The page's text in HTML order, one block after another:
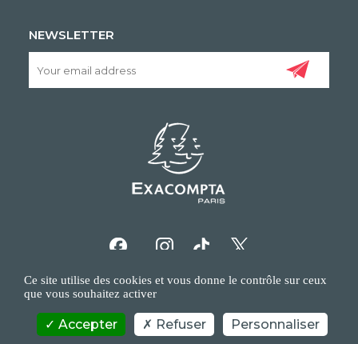
NEWSLETTER
COPYRIGHT/IP POLICY PERSONAL DATA POLICY CONTACT US
Ce site utilise des cookies et vous donne le contrôle sur ceux
que vous souhaitez activer
Accepter Refuser Personnaliser